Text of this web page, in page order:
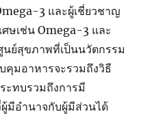
3 และผู้เชี่ยวชาญ
ษเช่น Omega-3 และ
ย์สุขภาพที่เป็นนวัตกรรม
คุมอาหารจะรวมถึงวิธี
ะทบรวมถึงการมี
มีอำนาจกับผู้มีส่วนได้